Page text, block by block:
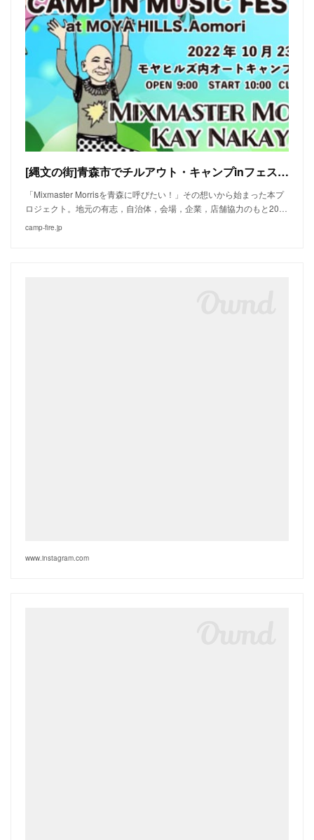
[縄文の街]青森市でチルアウト・キャンプinフェス《Chillhill》初開催
「Mixmaster Morrisを青森に呼びたい！」その想いから始まった本プ
ロジェクト。地元の有志，自治体，会場，企業，店舗協力のもと20…
camp-fire.jp
www.instagram.com